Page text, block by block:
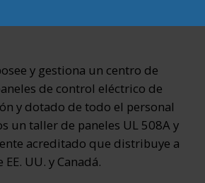
y gestiona un centro de
de control eléctrico de
y dotado de todo el personal
un taller de paneles UL 508A y
acreditado que distribuye a
UU. y Canadá.